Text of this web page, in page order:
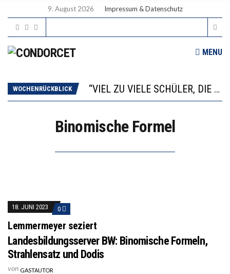
9. August 2026 Impressum & Datenschutz
MENU
WOCHENRÜCKBLICK
“VIEL ZU VIELE SCHÜLER, DIE GEMESSEN AN IHREN FÄHIGKEITEN GAR NICHT ANS GYMNASIUM GEHÖREN”
DIE GANZE HILFLOSIGKEIT DES BILDUNGSBÜRGERTUMS
Binomische Formel
18. JUNI 2023 0
Lemmermeyer seziert
Landesbildungsserver BW: Binomische Formeln,
Strahlensatz und Dodis
von GASTAUTOR